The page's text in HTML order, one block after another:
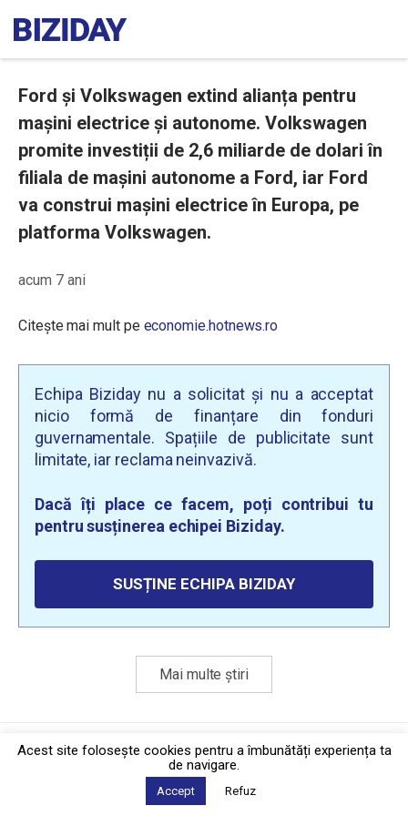
Ford și Volkswagen extind alianța pentru
mașini electrice și autonome. Volkswagen
promite investiții de 2,6 miliarde de dolari în
filiala de mașini autonome a Ford, iar Ford
va construi mașini electrice în Europa, pe
platforma Volkswagen.
acum 7 ani
Citește mai mult pe economie.hotnews.ro
Echipa Biziday nu a solicitat și nu a acceptat
nicio formă de finanțare din fonduri
guvernamentale. Spațiile de publicitate sunt
limitate, iar reclama neinvazivă.
Dacă îți place ce facem, poți contribui tu
pentru susținerea echipei Biziday.
SUSȚINE ECHIPA BIZIDAY
Mai multe știri
Politica de confidențialitate·Contact
2026 © Biziday
Acest site foloseşte cookies pentru a îmbunătăți experiența ta
de navigare.
Accept Refuz